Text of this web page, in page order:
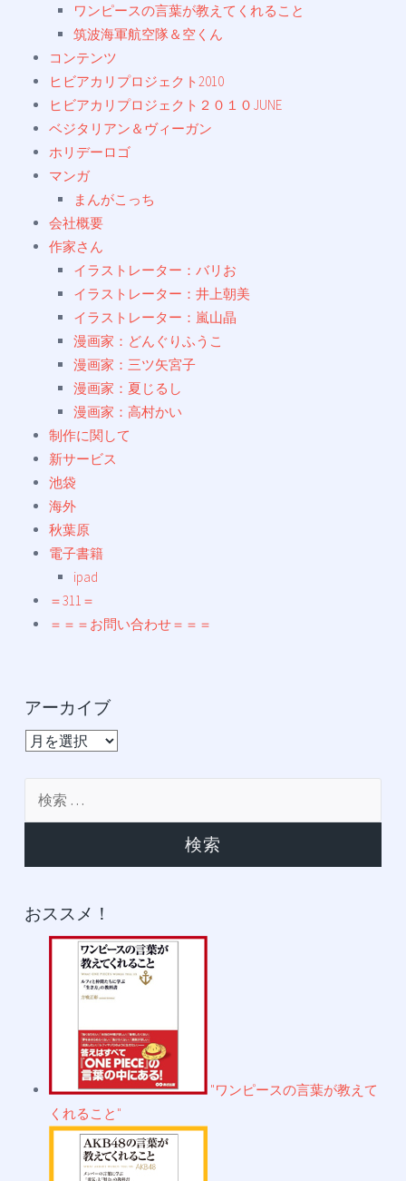
ワンピースの言葉が教えてくれること
筑波海軍航空隊＆空くん
コンテンツ
ヒビアカリプロジェクト2010
ヒビアカリプロジェクト２０１０JUNE
ベジタリアン＆ヴィーガン
ホリデーロゴ
マンガ
まんがこっち
会社概要
作家さん
イラストレーター：バリお
イラストレーター：井上朝美
イラストレーター：嵐山晶
漫画家：どんぐりふうこ
漫画家：三ツ矢宮子
漫画家：夏じるし
漫画家：高村かい
制作に関して
新サービス
池袋
海外
秋葉原
電子書籍
ipad
＝311＝
＝＝＝お問い合わせ＝＝＝
アーカイブ
ア
おススメ！
"ワンピースの言葉が教えて
くれること"